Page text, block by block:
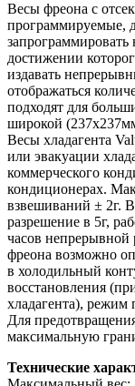
Весы фреона с
программируемые,
запрограммировать
достижении
издавать
отображаться
подходят для
широкой
Весы хладагента
или эвакуации
коммерческого
кондиционерах.
взвешиваний ± 2г.
разрешение в 5г,
часов
фреона возможно
в холодильный
восстановления
хладагента), режим
Для
максимальную
Технические